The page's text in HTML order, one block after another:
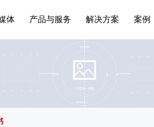
体
产品与服务 解决方案
案例